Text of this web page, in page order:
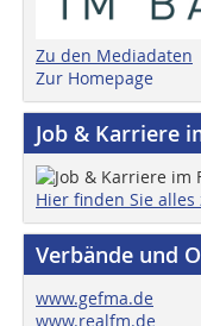
Zu den Mediadaten
Zur Homepage
Job & Karriere
Hier finden Sie
Verbände und
www.gefma.de
www.realfm.de